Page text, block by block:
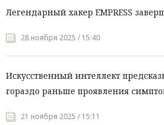
Легендарный хакер EMPRESS
28 ноября 2025 / 15:40
Искусственный интеллект
гораздо раньше проявления
21 ноября 2025 / 15:11